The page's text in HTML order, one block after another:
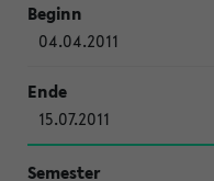
04.04.2011
15.07.2011